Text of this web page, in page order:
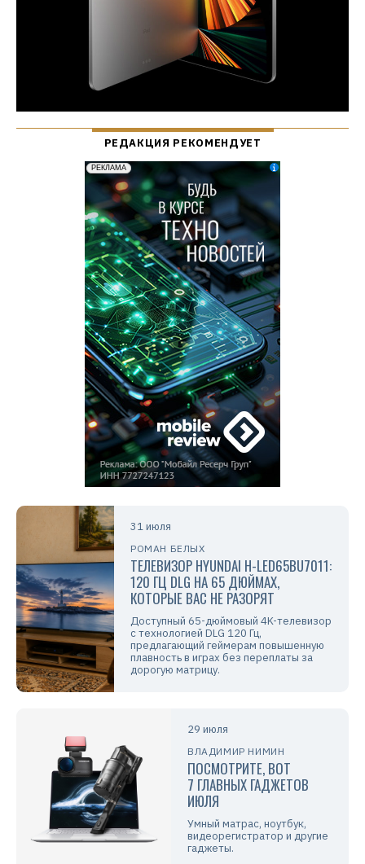
31 июля
РОМАН БЕЛЫХ
ТЕЛЕВИЗОР HYUNDAI H-LED65BU7011:
120 ГЦ DLG НА 65 ДЮЙМАХ,
КОТОРЫЕ ВАС НЕ РАЗОРЯТ
Доступный 65-дюймовый 4K-телевизор
с технологией DLG 120 Гц,
предлагающий геймерам повышенную
плавность в играх без переплаты за
дорогую матрицу.
29 июля
ВЛАДИМИР НИМИН
ПОСМОТРИТЕ, ВОТ
7 ГЛАВНЫХ ГАДЖЕТОВ
ИЮЛЯ
Умный матрас, ноутбук,
видеорегистратор и другие
гаджеты.